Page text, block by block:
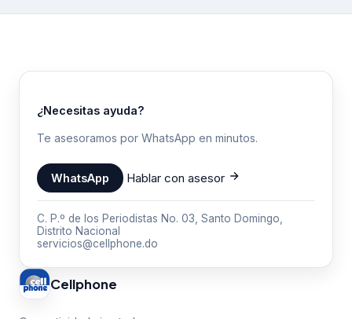
Cellphone
¿Necesitas ayuda?
Te asesoramos por WhatsApp en minutos.
WhatsApp Hablar con asesor
C. P.º de los Periodistas No. 03, Santo Domingo,
Distrito Nacional
servicios@cellphone.do